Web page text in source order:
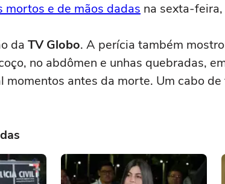
mortos e de mãos dadas na sexta-feira,
da TV Globo. A perícia também
no abdômen e unhas quebradas,
momentos antes da morte. Um cabo